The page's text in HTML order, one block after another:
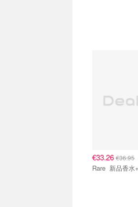
€33.26 €36.95
Rare 新品